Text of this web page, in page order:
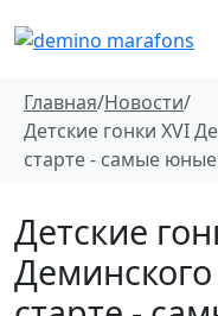
Главная/Новости/
Детские гонки XVI
старте - самые
Детские